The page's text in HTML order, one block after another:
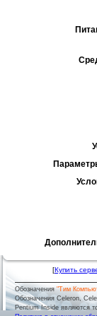
[Купить
Обозначения"Тим
Обозначения Celeron,
Pentium Inside являются